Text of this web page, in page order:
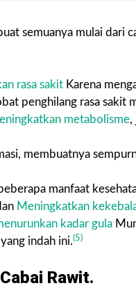
semuanya mulai dari
rasa sakit Karena
penghilang rasa
metabolisme,
membuatnya
manfaat
Meningkatkan
kadar gula
indah ini.(5)
Rawit.